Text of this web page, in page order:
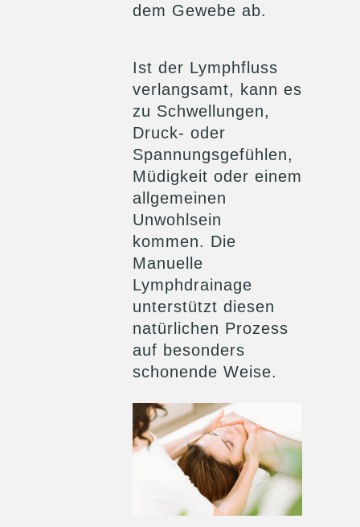
dem Gewebe ab.
Ist der Lymphfluss
verlangsamt, kann es
zu Schwellungen,
Druck- oder
Spannungsgefühlen,
Müdigkeit oder einem
allgemeinen
Unwohlsein
kommen. Die
Manuelle
Lymphdrainage
unterstützt diesen
natürlichen Prozess
auf besonders
schonende Weise.